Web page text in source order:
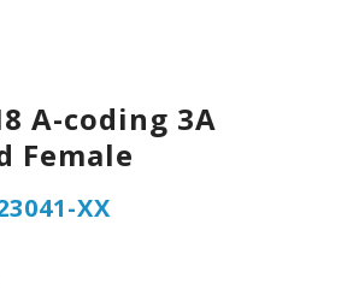
A-coding 3A
Female
XX